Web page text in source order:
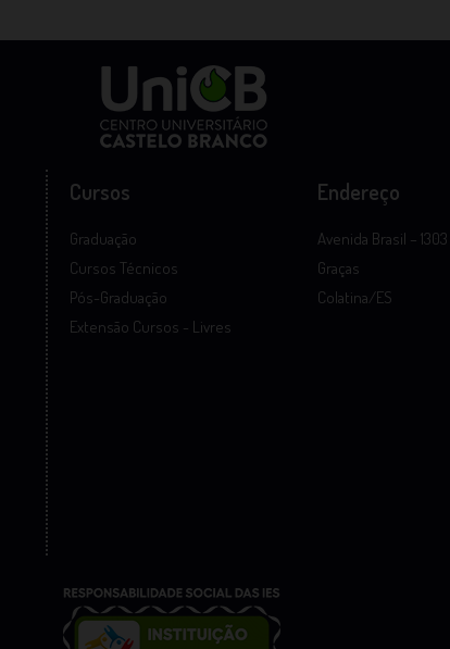
Cursos
Graduação
Cursos Técnicos
Pós-Graduação
Extensão Cursos - Livres
Endereço
Avenida Brasil –
Graças
Colatina/ES